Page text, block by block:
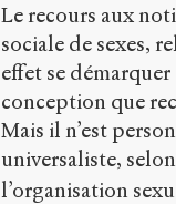
Le recours aux
sociale de sexes,
effet se
conception que
Mais il n’est
universaliste,
l’organisation